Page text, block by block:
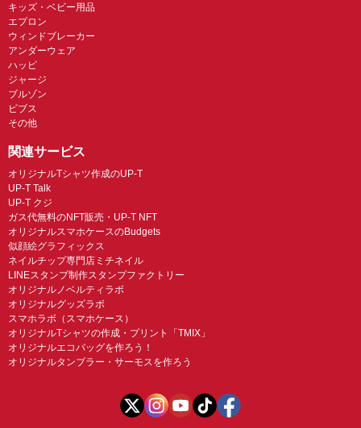
キッズ・ベビー用品
エプロン
ウィンドブレーカー
アンダーウェア
ハッピ
ジャージ
ブルゾン
ビブス
その他
関連サービス
オリジナルTシャツ作成のUP-T
UP-T Talk
UP-T クジ
ガス代無料のNFT販売・UP-T NFT
オリジナルスマホケースのBudgets
似顔絵グラフィックス
ネイルチップ専門店ミチネイル
LINEスタンプ制作スタンプファクトリー
オリジナルノベルティラボ
オリジナルグッズラボ
スマホラボ（スマホケース）
オリジナルTシャツの作成・プリント「TMIX」
オリジナルエコバッグを作ろう！
オリジナルタンブラー・サーモスを作ろう